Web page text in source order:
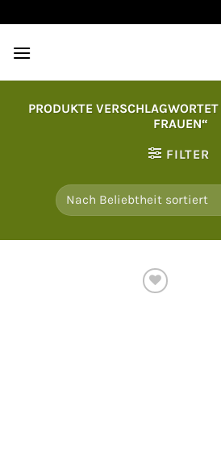
Inhalt
springen
PRODUKTE
FRAUEN“
FILTER